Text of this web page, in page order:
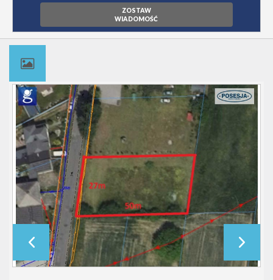
ZOSTAW
WIADOMOŚĆ